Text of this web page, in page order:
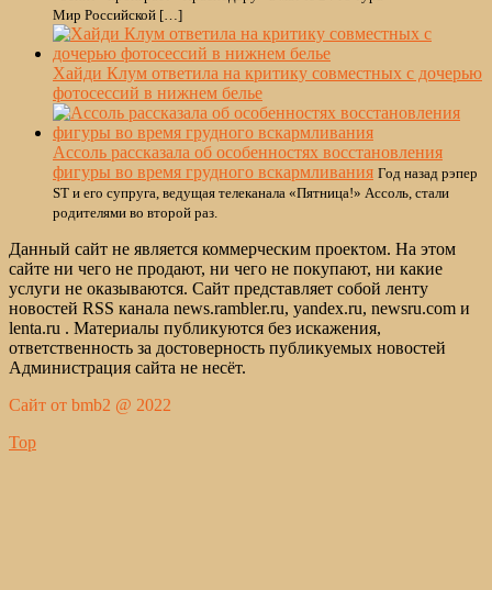
Мир Российской […]
Хайди Клум ответила на критику совместных с дочерью
фотосессий в нижнем белье
Ассоль рассказала об особенностях восстановления
фигуры во время грудного вскармливания Год назад рэпер
ST и его супруга, ведущая телеканала «Пятница!» Ассоль, стали
родителями во второй раз.
Данный сайт не является коммерческим проектом. На этом
сайте ни чего не продают, ни чего не покупают, ни какие
услуги не оказываются. Сайт представляет собой ленту
новостей RSS канала news.rambler.ru, yandex.ru, newsru.com и
lenta.ru . Материалы публикуются без искажения,
ответственность за достоверность публикуемых новостей
Администрация сайта не несёт.
Сайт от bmb2 @ 2022
Top